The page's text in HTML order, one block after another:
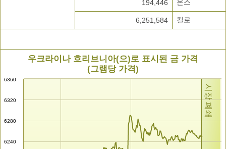
194,446 온스
6,251,584 킬로
시장 폐쇄
우크라이나 흐리브니아(으)로 표시된 금 가격
(그램당 가격)
6240
6280
6320
6360